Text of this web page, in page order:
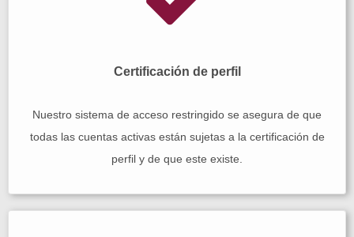
Certificación de perfil
Nuestro sistema de acceso restringido se asegura de que
todas las cuentas activas están sujetas a la certificación de
perfil y de que este existe.